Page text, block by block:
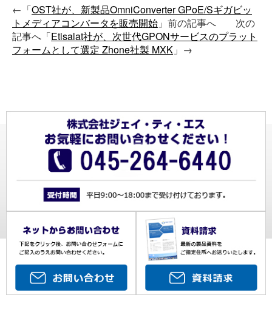
←「OST社が、新製品OmniConverter GPoE/Sギガビッ
トメディアコンバータを販売開始 」前の記事へ 次の
記事へ「Etisalat社が、次世代GPONサービスのプラット
フォームとして選定 Zhone社製 MXK 」→